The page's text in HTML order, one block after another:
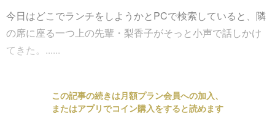
今日はどこでランチをしようかとPCで検索していると、隣
の席に座る一つ上の先輩・梨香子がそっと小声で話しかけ
てきた。......
この記事の続きは月額プラン会員への加入、
またはアプリでコイン購入をすると読めます